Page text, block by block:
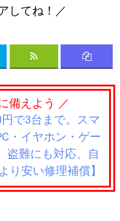
してね！／
備えよう ／
円で3台まで。スマ
・イヤホン・ゲー
盗難にも対応、自
り安い修理補償】